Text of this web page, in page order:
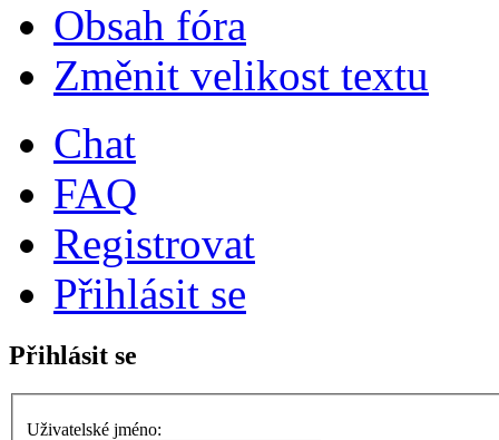
Obsah fóra
Změnit velikost textu
Chat
FAQ
Registrovat
Přihlásit se
Přihlásit se
Uživatelské jméno: